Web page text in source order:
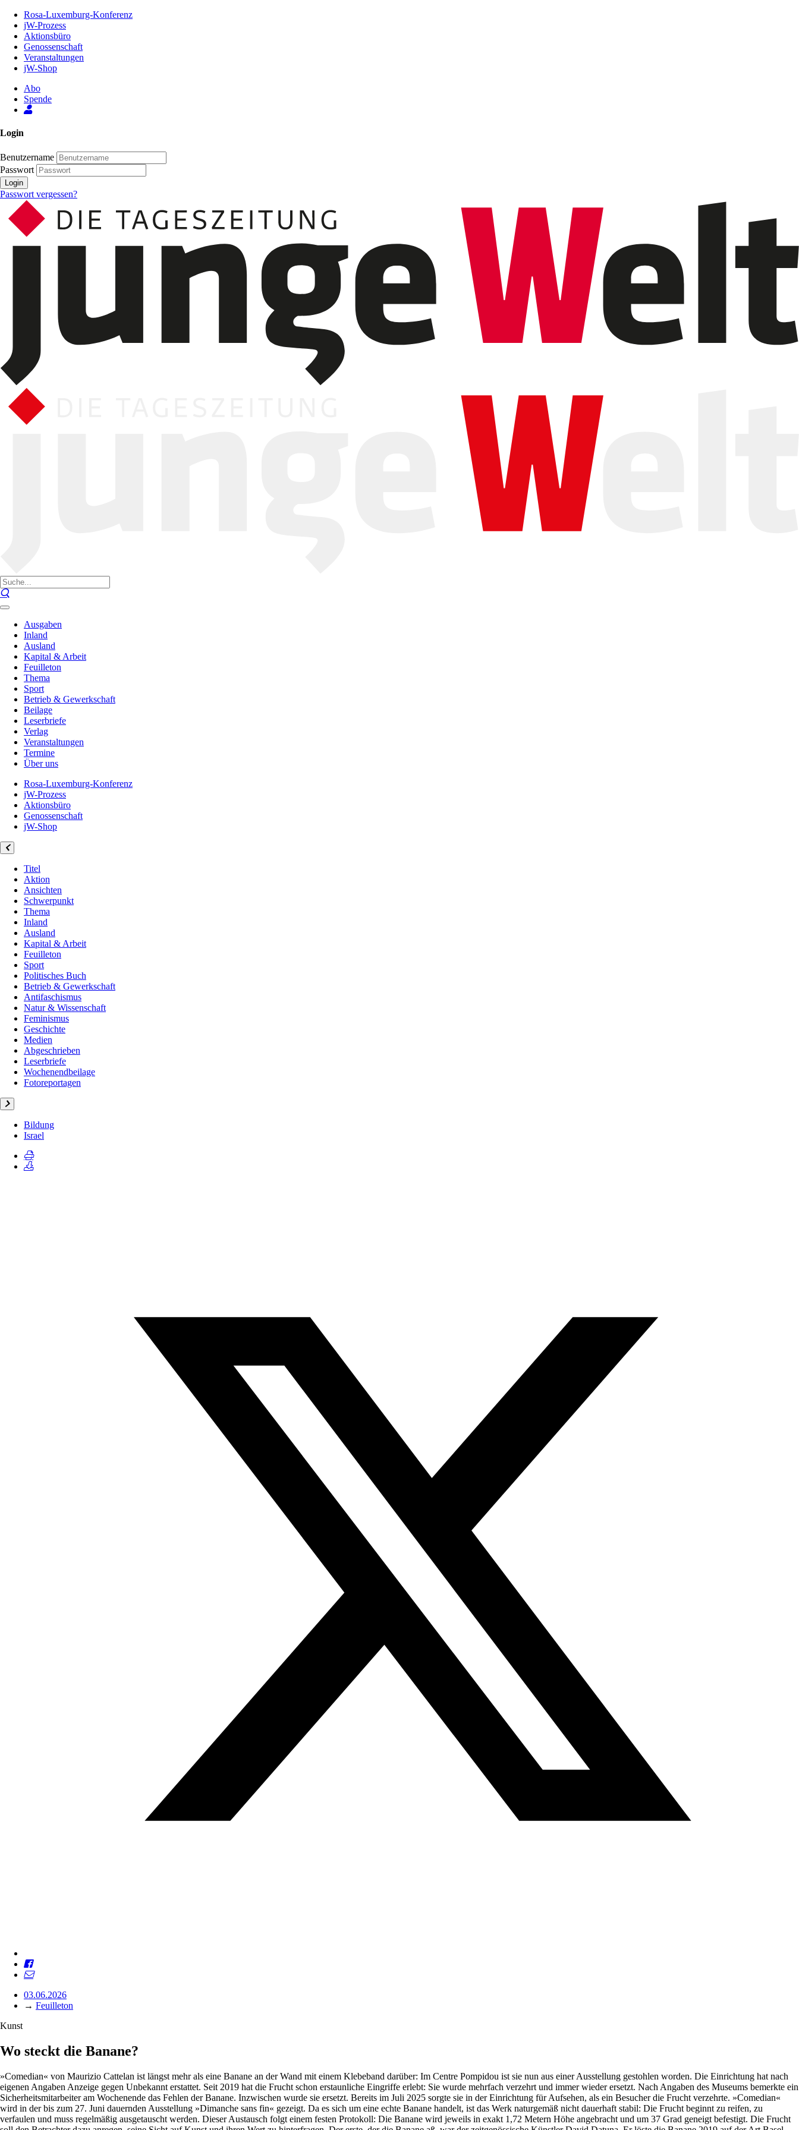
Inhalt
Seite
Rosa-Luxemburg-Konferenz
jW-Prozess
Aktionsbüro
Genossenschaft
Veranstaltungen
jW-Shop
Abo
Spende
Login
Benutzername
Passwort
Login
Passwort vergessen?
Ausgaben
Inland
Ausland
Kapital & Arbeit
Feuilleton
Thema
Sport
Betrieb & Gewerkschaft
Beilage
Leserbriefe
Verlag
Veranstaltungen
Termine
Über uns
Rosa-Luxemburg-Konferenz
jW-Prozess
Aktionsbüro
Genossenschaft
jW-Shop
Titel
Aktion
Ansichten
Schwerpunkt
Thema
Inland
Ausland
Kapital & Arbeit
Feuilleton
Sport
Politisches Buch
Betrieb & Gewerkschaft
Antifaschismus
Natur & Wissenschaft
Feminismus
Geschichte
Medien
Abgeschrieben
Leserbriefe
Wochenendbeilage
Fotoreportagen
Bildung
Israel
03.06.2026
→ Feuilleton
Kunst
Wo steckt die Banane?
»Comedian« von Maurizio Cattelan ist längst mehr als eine Banane an der Wand mit einem Klebeband darüber: Im Centre Pompidou ist sie nun aus einer Ausstellung gestohlen worden. Die Einrichtung hat nach
eigenen Angaben Anzeige gegen Unbekannt erstattet. Seit 2019 hat die Frucht schon erstaunliche Eingriffe erlebt: Sie wurde mehrfach verzehrt und immer wieder ersetzt. Nach Angaben des Museums bemerkte ein
Sicherheitsmitarbeiter am Wochenende das Fehlen der Banane. Inzwischen wurde sie ersetzt. Bereits im Juli 2025 sorgte sie in der Einrichtung für Aufsehen, als ein Besucher die Frucht verzehrte. »Comedian«
wird in der bis zum 27. Juni dauernden Ausstellung »Dimanche sans fin« gezeigt. Da es sich um eine echte Banane handelt, ist das Werk naturgemäß nicht dauerhaft stabil: Die Frucht beginnt zu reifen, zu
verfaulen und muss regelmäßig ausgetauscht werden. Dieser Austausch folgt einem festen Protokoll: Die Banane wird jeweils in exakt 1,72 Metern Höhe angebracht und um 37 Grad geneigt befestigt. Die Frucht